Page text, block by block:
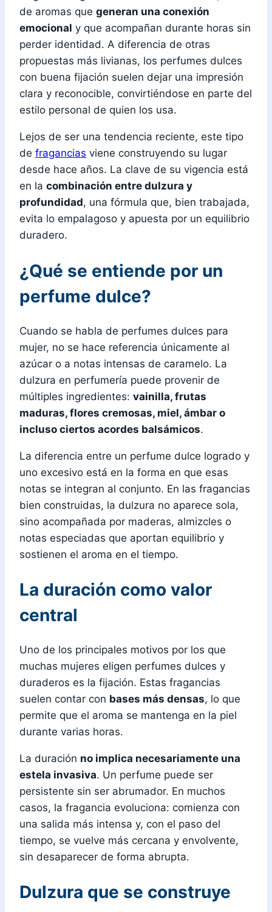
de aromas que generan una conexión
emocional y que acompañan durante horas sin
perder identidad. A diferencia de otras
propuestas más livianas, los perfumes dulces
con buena fijación suelen dejar una impresión
clara y reconocible, convirtiéndose en parte del
estilo personal de quien los usa.
Lejos de ser una tendencia reciente, este tipo
de fragancias viene construyendo su lugar
desde hace años. La clave de su vigencia está
en la combinación entre dulzura y
profundidad, una fórmula que, bien trabajada,
evita lo empalagoso y apuesta por un equilibrio
duradero.
¿Qué se entiende por un
perfume dulce?
Cuando se habla de perfumes dulces para
mujer, no se hace referencia únicamente al
azúcar o a notas intensas de caramelo. La
dulzura en perfumería puede provenir de
múltiples ingredientes: vainilla, frutas
maduras, flores cremosas, miel, ámbar o
incluso ciertos acordes balsámicos.
La diferencia entre un perfume dulce logrado y
uno excesivo está en la forma en que esas
notas se integran al conjunto. En las fragancias
bien construidas, la dulzura no aparece sola,
sino acompañada por maderas, almizcles o
notas especiadas que aportan equilibrio y
sostienen el aroma en el tiempo.
La duración como valor
central
Uno de los principales motivos por los que
muchas mujeres eligen perfumes dulces y
duraderos es la fijación. Estas fragancias
suelen contar con bases más densas, lo que
permite que el aroma se mantenga en la piel
durante varias horas.
La duración no implica necesariamente una
estela invasiva. Un perfume puede ser
persistente sin ser abrumador. En muchos
casos, la fragancia evoluciona: comienza con
una salida más intensa y, con el paso del
tiempo, se vuelve más cercana y envolvente,
sin desaparecer de forma abrupta.
Dulzura que se construye